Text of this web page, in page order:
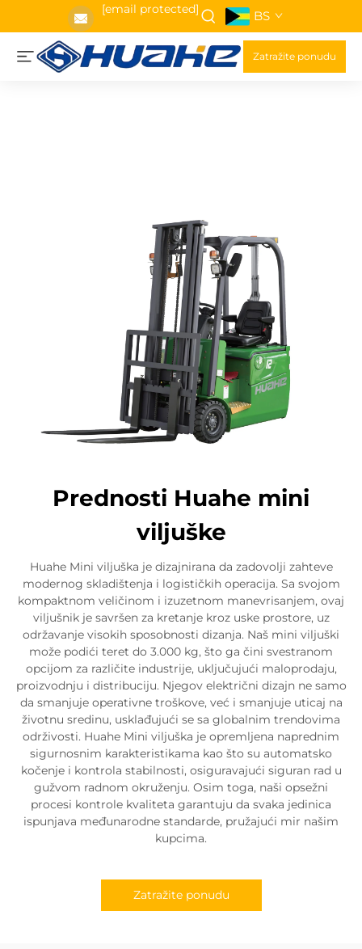
[email protected] BS
Zatražite ponudu
Prednosti Huahe mini
viljuške
Huahe Mini viljuška je dizajnirana da zadovolji zahteve
modernog skladištenja i logističkih operacija. Sa svojom
kompaktnom veličinom i izuzetnom manevrisanjem, ovaj
viljušnik je savršen za kretanje kroz uske prostore, uz
održavanje visokih sposobnosti dizanja. Naš mini viljuški
može podići teret do 3.000 kg, što ga čini svestranom
opcijom za različite industrije, uključujući maloprodaju,
proizvodnju i distribuciju. Njegov električni dizajn ne samo
da smanjuje operativne troškove, već i smanjuje uticaj na
životnu sredinu, usklađujući se sa globalnim trendovima
održivosti. Huahe Mini viljuška je opremljena naprednim
sigurnosnim karakteristikama kao što su automatsko
kočenje i kontrola stabilnosti, osiguravajući siguran rad u
gužvom radnom okruženju. Osim toga, naši opsežni
procesi kontrole kvaliteta garantuju da svaka jedinica
ispunjava međunarodne standarde, pružajući mir našim
kupcima.
Zatražite ponudu